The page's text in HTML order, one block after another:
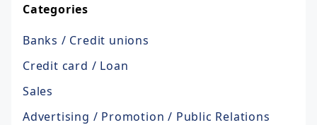
Categories
Banks / Credit unions
Credit card / Loan
Sales
Advertising / Promotion / Public Relations